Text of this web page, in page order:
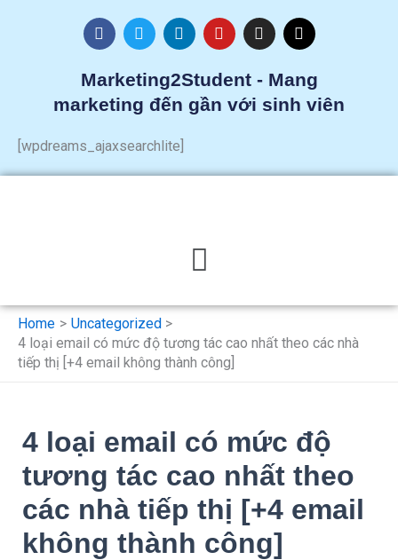
F
a
e
b
o
k
T
w
t
t
e
r
L
i
k
e
d
n
Y
o
t
u
b
I
n
a
g
T
h
e
a
d
Marketing2Student - Mang
marketing đến gần với sinh viên
[wpdreams_ajaxsearchlite]
Menu
Home
Uncategorized
4 loại email có mức độ tương tác cao nhất theo các nhà
tiếp thị [+4 email không thành công]
4 loại email có mức độ
tương tác cao nhất theo
các nhà tiếp thị [+4 email
không thành công]